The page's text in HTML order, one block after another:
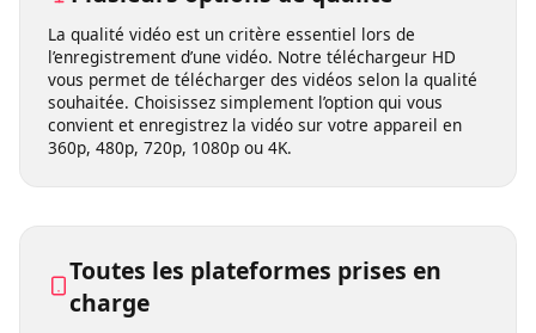
Plusieurs options de qualité
La qualité vidéo est un critère essentiel lors de
l’enregistrement d’une vidéo. Notre téléchargeur HD
convient et enregistrez la vidéo sur votre appareil en